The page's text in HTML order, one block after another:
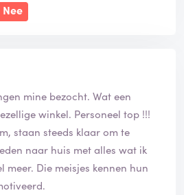
Nee
mine bezocht. Wat een
winkel. Personeel top !!!
staan steeds klaar om te
naar huis met alles wat ik
meer. Die meisjes kennen hun